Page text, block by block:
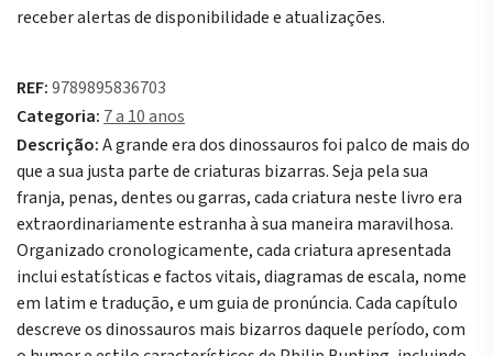
receber alertas de disponibilidade e atualizações.
REF:9789895836703
Categoria: 7 a 10 anos
Descrição:A grande era dos dinossauros foi palco de mais do
que a sua justa parte de criaturas bizarras. Seja pela sua
franja, penas, dentes ou garras, cada criatura neste livro era
extraordinariamente estranha à sua maneira maravilhosa.
Organizado cronologicamente, cada criatura apresentada
inclui estatísticas e factos vitais, diagramas de escala, nome
em latim e tradução, e um guia de pronúncia. Cada capítulo
descreve os dinossauros mais bizarros daquele período, com